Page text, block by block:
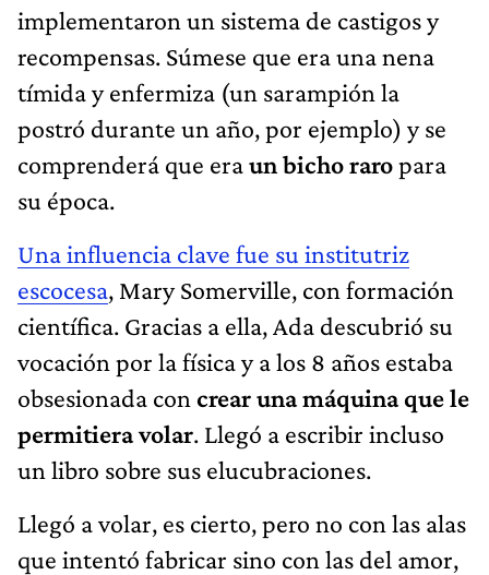
implementaron un sistema de castigos y
recompensas. Súmese que era una nena
tímida y enfermiza (un sarampión la
postró durante un año, por ejemplo) y se
comprenderá que eraun bicho raropara
su época.
Una influencia clave fue su institutriz
escocesa, Mary Somerville, con formación
científica. Gracias a ella, Ada descubrió su
vocación por la física y a los 8 años estaba
obsesionada con crear una máquina que le
permitiera volar. Llegó a escribir incluso
un libro sobre sus elucubraciones.
Llegó a volar, es cierto, pero no con las alas
que intentó fabricar sino con las del amor,